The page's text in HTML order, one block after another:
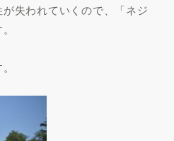
失われていくので、「ネジ